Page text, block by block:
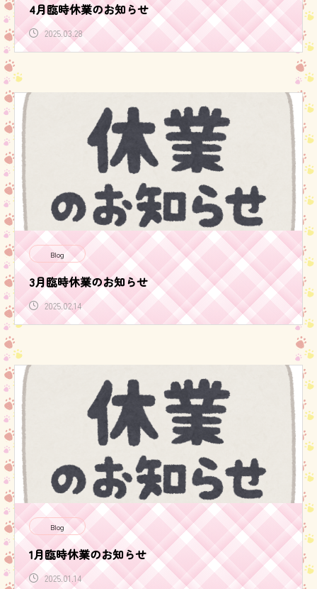
4月臨時休業のお知らせ
2025.03.28
Blog
3月臨時休業のお知らせ
2025.02.14
Blog
1月臨時休業のお知らせ
2025.01.14